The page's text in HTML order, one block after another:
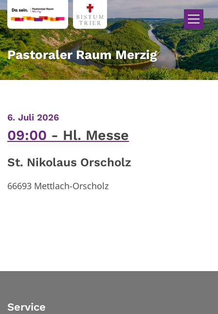
Zum Inhalt springen
Pastoraler Raum Merzig
6. Juli 2026:
09:00 Hl. Messe
St. Nikolaus Orscholz
66693 Mettlach-Orscholz
Service